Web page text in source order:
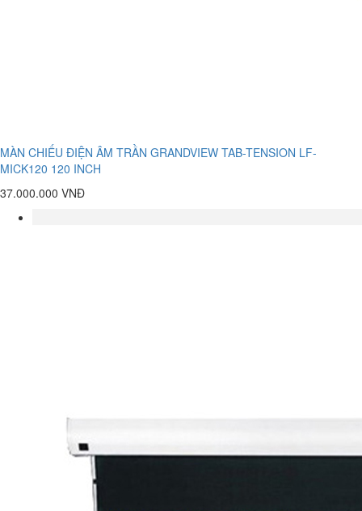
MÀN CHIẾU ĐIỆN ÂM TRẦN GRANDVIEW TAB-TENSION LF-
MICK120 120 INCH
37.000.000 VNĐ